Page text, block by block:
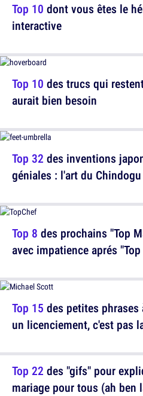
Top 10 des trucs qui
aurait bien besoin
Top 8 des prochains "Top
avec impatience aprés
Top 22 des "gifs" pour
mariage pour tous (ah ben
Top 10 dont vous êtes le
interactive
Top 32 des inventions
géniales : l'art du Chindogu
Top 15 des petites
un licenciement, c'est pas